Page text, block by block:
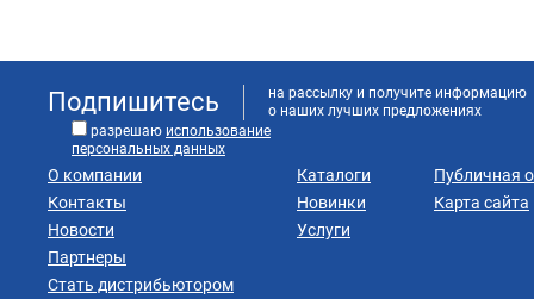
Подпишитесь
на рассылку и получите информацию
о наших лучших предложениях
разрешаю использование
персональных данных
О компании
Контакты
Новости
Партнеры
Стать дистрибьютором
Каталоги
Новинки
Услуги
Публичная
Карта сайта